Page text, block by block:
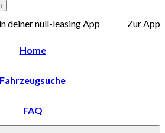
deiner null-leasing App Zur App
Home
Fahrzeugsuche
FAQ